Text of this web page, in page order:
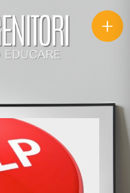
+